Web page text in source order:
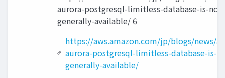
aurora-postgresql-limitless-database-is-
generally-available/ 6
https://aws.amazon.com/jp/blogs/news/
aurora-postgresql-limitless-database-is-
generally-available/